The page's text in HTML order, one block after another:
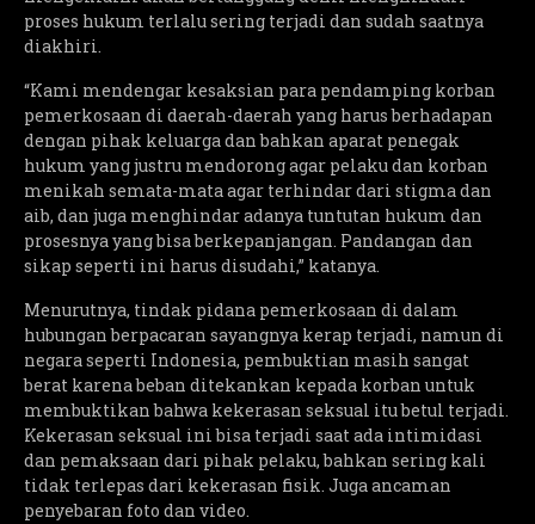
proses hukum terlalu sering terjadi dan sudah saatnya
diakhiri.
“Kami mendengar kesaksian para pendamping korban
pemerkosaan di daerah-daerah yang harus berhadapan
dengan pihak keluarga dan bahkan aparat penegak
hukum yang justru mendorong agar pelaku dan korban
menikah semata-mata agar terhindar dari stigma dan
aib, dan juga menghindar adanya tuntutan hukum dan
prosesnya yang bisa berkepanjangan. Pandangan dan
sikap seperti ini harus disudahi,” katanya.
Menurutnya, tindak pidana pemerkosaan di dalam
hubungan berpacaran sayangnya kerap terjadi, namun di
negara seperti Indonesia, pembuktian masih sangat
berat karena beban ditekankan kepada korban untuk
membuktikan bahwa kekerasan seksual itu betul terjadi.
Kekerasan seksual ini bisa terjadi saat ada intimidasi
dan pemaksaan dari pihak pelaku, bahkan sering kali
tidak terlepas dari kekerasan fisik. Juga ancaman
penyebaran foto dan video.